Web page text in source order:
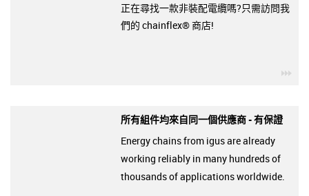
正在尋找一款非裝配電纜嗎?只需訪問我
們的 chainflex® 商店!
所有組件均來自同一個供應商 - 有保證
Energy chains from igus are already
working reliably in many hundreds of
thousands of applications worldwide.